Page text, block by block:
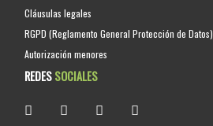
Cláusulas legales
RGPD (Reglamento General Protección de Datos)
Autorización menores
REDESSOCIALES